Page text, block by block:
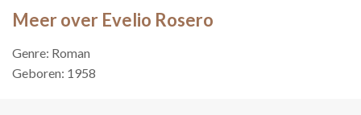
Meer over Evelio Rosero
Genre: Roman
Geboren: 1958